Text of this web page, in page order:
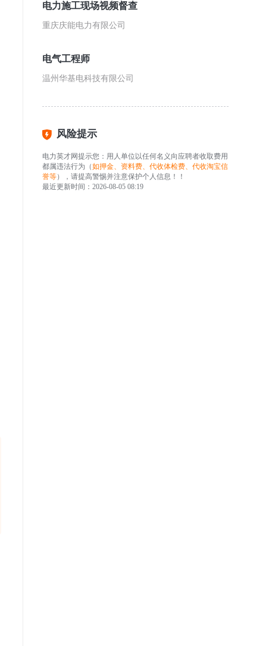
电力施工现场视频督查
重庆庆能电力有限公司
电气工程师
温州华基电科技有限公司
风险提示
电力英才网提示您：用人单位以任何名义向应聘者收取费用
都属违法行为（如押金、资料费、代收体检费、代收淘宝信
誉等），请提高警惕并注意保护个人信息！！
最近更新时间：2026-08-05 08:19